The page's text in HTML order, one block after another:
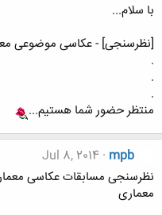
با سلام...
[نظرسنجی] - عکاسی موضوعی معماری شماره 8 -
.
.
.
منتظر حضور شما هستیم...
mpb
Jul 8, 2014
معماری